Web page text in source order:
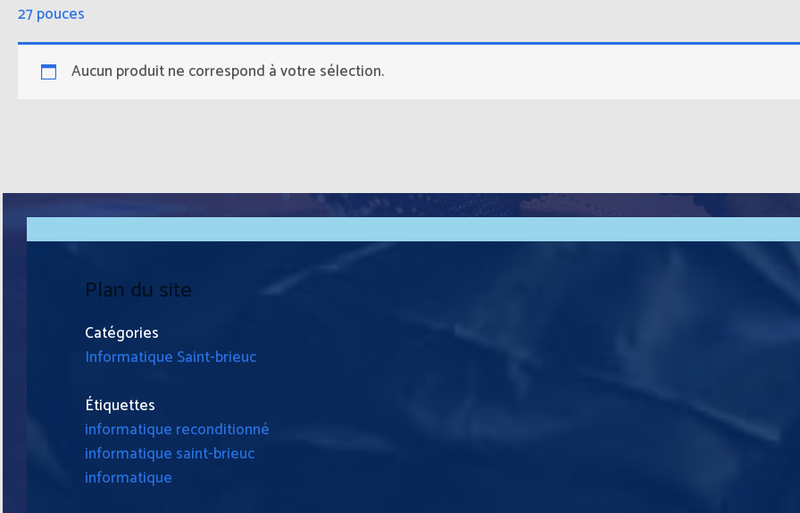
27 pouces
Aucun produit ne correspond à votre sélection.
Plan du site
Catégories
Informatique Saint-brieuc
Étiquettes
informatique reconditionné
informatique saint-brieuc
informatique